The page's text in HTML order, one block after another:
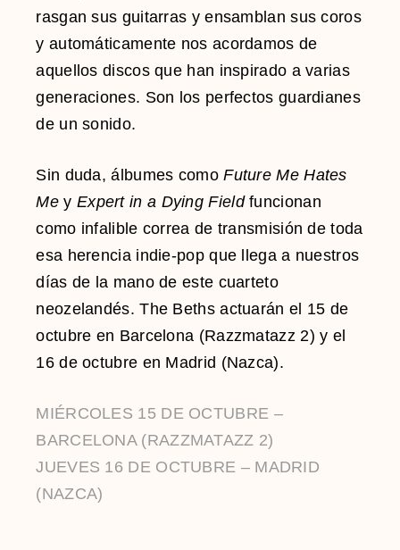
rasgan sus guitarras y ensamblan sus coros
y automáticamente nos acordamos de
aquellos discos que han inspirado a varias
generaciones. Son los perfectos guardianes
de un sonido.
Sin duda, álbumes comoFuture Me Hates
Me y Expert in a Dying Fieldfuncionan
como infalible correa de transmisión de toda
esa herencia indie-pop que llega a nuestros
días de la mano de este cuarteto
neozelandés. The Beths actuarán el 15 de
octubre en Barcelona (Razzmatazz 2) y el
16 de octubre en Madrid (Nazca).
MIÉRCOLES 15 DE OCTUBRE –
BARCELONA (RAZZMATAZZ 2)
JUEVES 16 DE OCTUBRE – MADRID
(NAZCA)